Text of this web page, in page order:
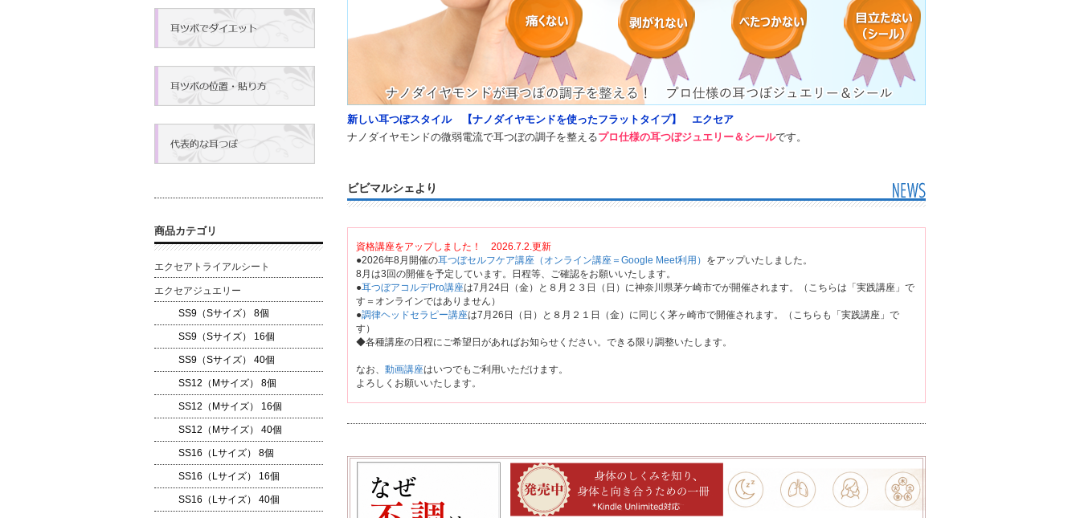
新しい耳つぼスタイル 【ナノダイヤモンドを使ったフラットタイプ】 エクセア
ナノダイヤモンドの微弱電流で耳つぼの調子を整えるプロ仕様の耳つぼジュエリー＆シールです。
ビビマルシェより
資格講座をアップしました！ 2026.7.2.更新
●2026年8月開催の耳つぼセルフケア講座（オンライン講座＝Google Meet利用） をアップいたしました。
8月は3回の開催を予定しています。日程等、ご確認をお願いいたします。
●耳つぼアコルデPro講座は7月24日（金）と８月２３日（日）に神奈川県茅ケ崎市でが開催されます。（こちらは「実践講座」で
す＝オンラインではありません）
●調律ヘッドセラピー講座は7月26日（日）と８月２１日（金）に同じく茅ヶ崎市で開催されます。（こちらも「実践講座」で
す）
◆各種講座の日程にご希望日があればお知らせください。できる限り調整いたします。
なお、 動画講座はいつでもご利用いただけます。
よろしくお願いいたします。
商品カテゴリ
エクセアトライアルシート
エクセアジュエリー
SS9（Sサイズ） 8個
SS9（Sサイズ） 16個
SS9（Sサイズ） 40個
SS12（Mサイズ） 8個
SS12（Mサイズ） 16個
SS12（Mサイズ） 40個
SS16（Lサイズ） 8個
SS16（Lサイズ） 16個
SS16（Lサイズ） 40個